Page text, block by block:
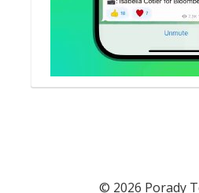
© 2026 Porady